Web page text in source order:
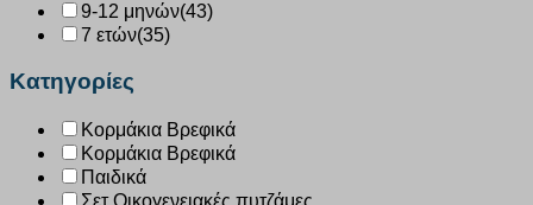
9-12 μηνών(43)
7 ετών(35)
Κατηγορίες
Κορμάκια Βρεφικά
Κορμάκια Βρεφικά
Παιδικά
Σετ Οικογενειακές πυτζάμες